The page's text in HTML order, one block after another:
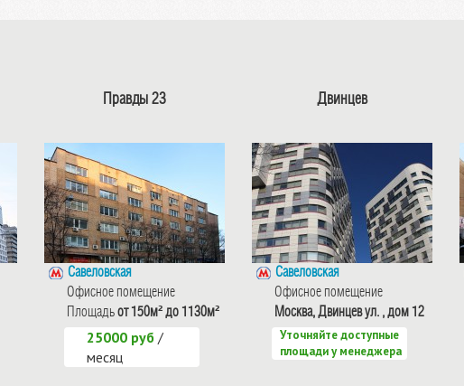
Правды 23
Савеловская
Офисное помещение
Площадь от 150м² до 1130м²
25000 руб /
месяц
Двинцев
Савеловская
Офисное помещение
Москва, Двинцев ул. , дом 12
Уточняйте доступные
площади у менеджера